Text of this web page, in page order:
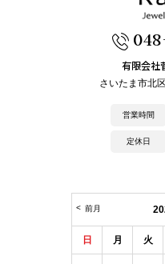
有限会社
さいたま市北
営業時間
定休日
前月
日 月 火